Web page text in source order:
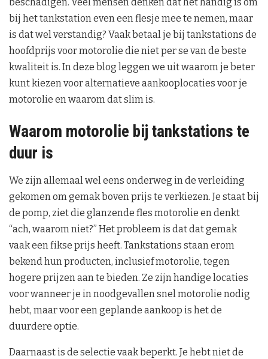
bij het tankstation even een flesje mee te nemen, maar
is dat wel verstandig? Vaak betaal je bij tankstations de
hoofdprijs voor motorolie die niet per se van de beste
kwaliteit is. In deze blog leggen we uit waarom je beter
kunt kiezen voor alternatieve aankooplocaties voor je
motorolie en waarom dat slim is.
Waarom motorolie bij tankstations te
duur is
We zijn allemaal wel eens onderweg in de verleiding
gekomen om gemak boven prijs te verkiezen. Je staat bij
de pomp, ziet die glanzende fles motorolie en denkt
“ach, waarom niet?” Het probleem is dat dat gemak
vaak een fikse prijs heeft. Tankstations staan erom
bekend hun producten, inclusief motorolie, tegen
hogere prijzen aan te bieden. Ze zijn handige locaties
voor wanneer je in noodgevallen snel motorolie nodig
hebt, maar voor een geplande aankoop is het de
duurdere optie.
Daarnaast is de selectie vaak beperkt. Je hebt niet de